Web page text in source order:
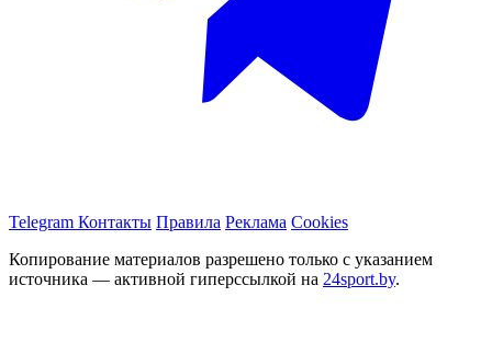
Telegram Контакты Правила Реклама Cookies
Копирование материалов разрешено только с указанием
источника — активной гиперссылкой на 24sport.by.